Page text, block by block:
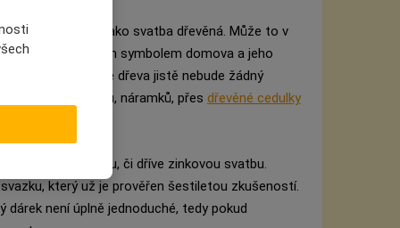
nese označení jako svatba dřevěná. Může to v
dřevo je velkým symbolem domova a jeho
dárek právě ze dřeva jistě nebude žádný
přívěsků, náramků, přes dřevěné cedulky
oslavíte železnou, či dříve zinkovou svatbu.
který už je prověřen šestiletou zkušeností.
není úplně jednoduché, tedy pokud